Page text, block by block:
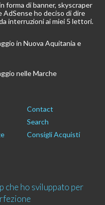
forma di banner, skyscraper
AdSense ho deciso di dire
interruzioni ai miei 5 lettori.
in Nuova Aquitania e
nelle Marche
Contact
Search
Consigli Acquisti
che ho sviluppato per